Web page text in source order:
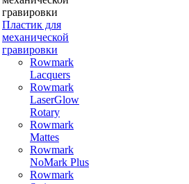
Пластик для
механической
гравировки
Rowmark
Lacquers
Rowmark
LaserGlow
Rotary
Rowmark
Mattes
Rowmark
NoMark Plus
Rowmark